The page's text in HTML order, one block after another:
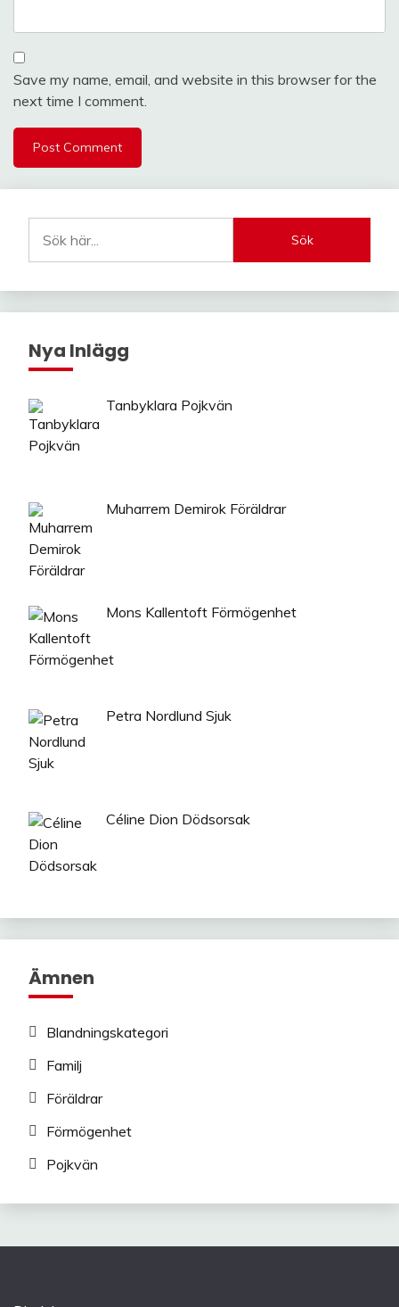
Save my name, email, and website in this browser for the
next time I comment.
Sök
Nya Inlägg
Tanbyklara Pojkvän
Muharrem Demirok Föräldrar
Mons Kallentoft Förmögenhet
Petra Nordlund Sjuk
Céline Dion Dödsorsak
Ämnen
Blandningskategori
Familj
Föräldrar
Förmögenhet
Pojkvän